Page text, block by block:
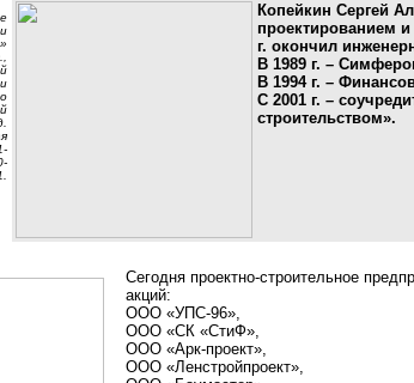
Копейкин Сергей
проектированием и
г. окончил
В 1989 г. –
В 1994 г. –
С 2001 г. –
строительством».
Сегодня проектно-строительное
акций:
ООО «УПС-96»,
ООО «СК «СтиФ»,
ООО «Арк-проект»,
ООО «Ленстройпроект»,